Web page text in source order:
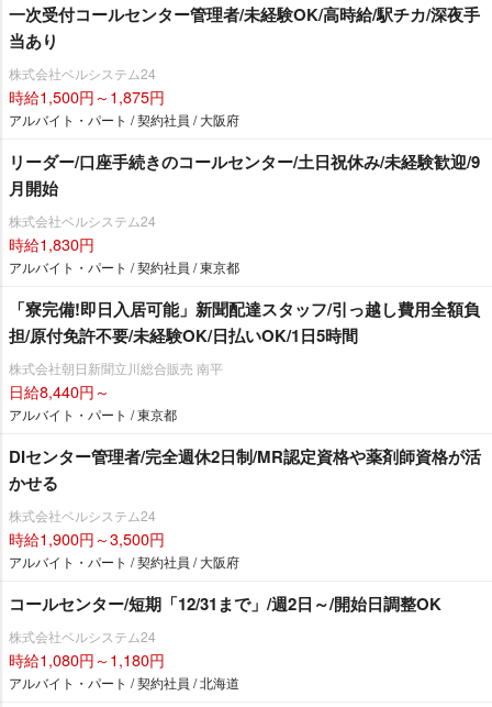
一次受付コールセンター管理者/未経験OK/高時給/駅チカ/深夜手
当あり
株式会社ベルシステム24
時給1,500円～1,875円
アルバイト・パート / 契約社員 / 大阪府
リーダー/口座手続きのコールセンター/土日祝休み/未経験歓迎/9
月開始
株式会社ベルシステム24
時給1,830円
アルバイト・パート / 契約社員 / 東京都
「寮完備!即日入居可能」新聞配達スタッフ/引っ越し費用全額負
担/原付免許不要/未経験OK/日払いOK/1日5時間
株式会社朝日新聞立川総合販売 南平
日給8,440円～
アルバイト・パート / 東京都
DIセンター管理者/完全週休2日制/MR認定資格や薬剤師資格が活
かせる
株式会社ベルシステム24
時給1,900円～3,500円
アルバイト・パート / 契約社員 / 大阪府
コールセンター/短期「12/31まで」/週2日～/開始日調整OK
株式会社ベルシステム24
時給1,080円～1,180円
アルバイト・パート / 契約社員 / 北海道